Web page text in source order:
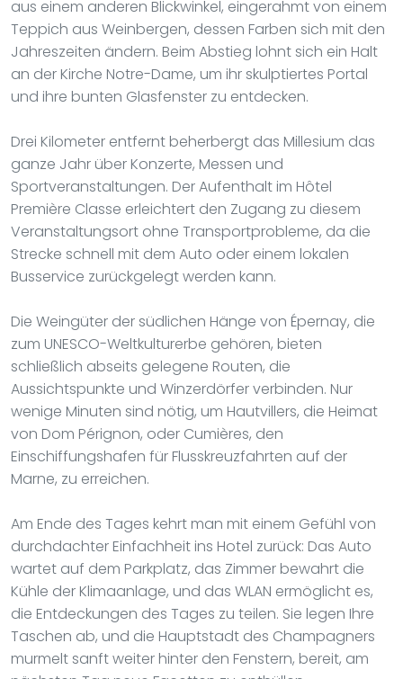
aus einem anderen Blickwinkel, eingerahmt von einem
Teppich aus Weinbergen, dessen Farben sich mit den
Jahreszeiten ändern. Beim Abstieg lohnt sich ein Halt
an der Kirche Notre-Dame, um ihr skulptiertes Portal
und ihre bunten Glasfenster zu entdecken.
Drei Kilometer entfernt beherbergt das Millesium das
ganze Jahr über Konzerte, Messen und
Sportveranstaltungen. Der Aufenthalt im Hôtel
Première Classe erleichtert den Zugang zu diesem
Veranstaltungsort ohne Transportprobleme, da die
Strecke schnell mit dem Auto oder einem lokalen
Busservice zurückgelegt werden kann.
Die Weingüter der südlichen Hänge von Épernay, die
zum UNESCO-Weltkulturerbe gehören, bieten
schließlich abseits gelegene Routen, die
Aussichtspunkte und Winzerdörfer verbinden. Nur
wenige Minuten sind nötig, um Hautvillers, die Heimat
von Dom Pérignon, oder Cumières, den
Einschiffungshafen für Flusskreuzfahrten auf der
Marne, zu erreichen.
Am Ende des Tages kehrt man mit einem Gefühl von
durchdachter Einfachheit ins Hotel zurück: Das Auto
wartet auf dem Parkplatz, das Zimmer bewahrt die
Kühle der Klimaanlage, und das WLAN ermöglicht es,
die Entdeckungen des Tages zu teilen. Sie legen Ihre
Taschen ab, und die Hauptstadt des Champagners
murmelt sanft weiter hinter den Fenstern, bereit, am